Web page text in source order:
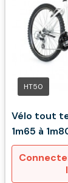
HT50
Vélo tout
1m65 à